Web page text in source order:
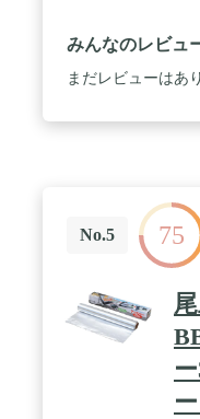
みんなのレビュ
まだレビューはあ
No.5 75